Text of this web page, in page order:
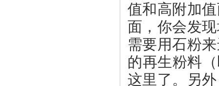
值和高附加
面，你会发
需要用石粉
的再生粉料
这里了。另